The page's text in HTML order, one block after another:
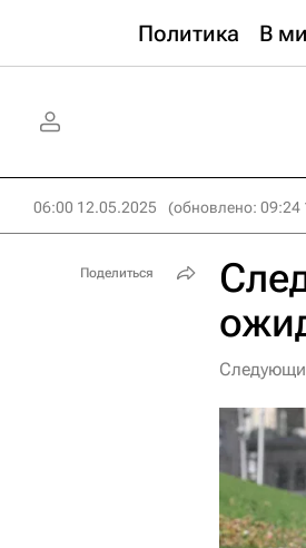
Политика В
06:00 12.05.2025 (обновлено: 09:24
Поделиться